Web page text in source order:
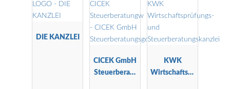
DIE KANZLEI
CICEK GmbH
Steuerberatu
KWK
Wirtschaftspr